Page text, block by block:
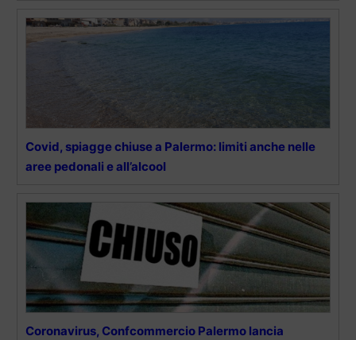
Covid, spiagge chiuse a Palermo: limiti anche nelle
aree pedonali e all’alcool
Coronavirus, Confcommercio Palermo lancia